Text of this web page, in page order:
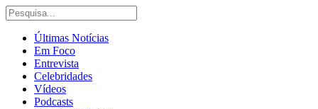
Últimas Notícias
Em Foco
Entrevista
Celebridades
Vídeos
Podcasts